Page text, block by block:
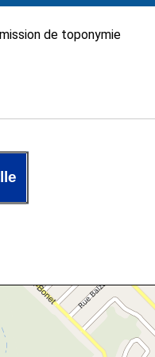
de toponymie